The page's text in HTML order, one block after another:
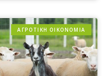
ΑΓΡΟΤΙΚΗ ΟΙΚΟΝΟΜΙΑ